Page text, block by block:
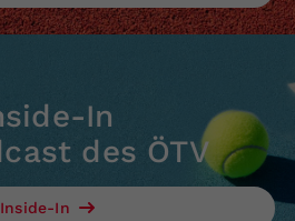
In
des ÖTV
Inside-In